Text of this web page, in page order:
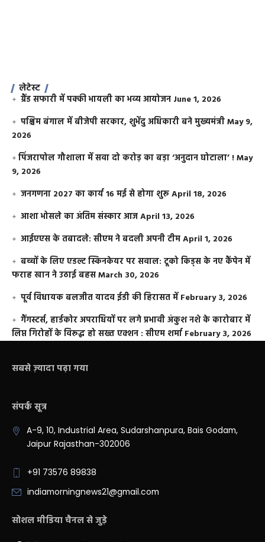
लेटेस्ट
ग्रैंड सफारी में पक्की भायली का भव्य आयोजन June 1, 2026
पश्चिम बंगाल में बीजेपी सरकार, शुभेंदु अधिकारी बने मुख्यमंत्रीMay 9,
2026
​पिंजरापोल गौशाला में सवा दो करोड़ का बड़ा ‘अनुदान घोटाला’ !May
9, 2026
जनगणना 2027 का कार्य 16 मई से होगा शुरूApril 18, 2026
आशा भोसले का अंतिम संस्कार आजApril 13, 2026
आईएएस के तबादले: सीएम ने बदली अपनी टीमApril 1, 2026
बच्चों के लिए एडल्ट स्किनकेयर पर सवाल: टूको किड्स के नए कैंपेन में
फराह खान ने उठाई बहसMarch 30, 2026
पूर्व विधायक बलजीत यादव ईडी की हिरासत में February 3, 2026
गैंगस्टर्स, हार्डकोर अपराधियों पर लगे प्रभावी अंकुश नशे के कारोबार में
लिप्त गिरोहों के विरूद्ध हो सख्त एक्शन : सीएम शर्मा February 3, 2026
सबसे ज़्यादा पढ़ा गया
संपर्क सूत्र
A-9, 10, Industrial Area, Sudarshanpura, Bais Godam,
Jaipur Rajasthan-302006
+91 73576 89838
indiamorningnews21@gmail.com
सोशल मीडिया चैनल से जुड़े